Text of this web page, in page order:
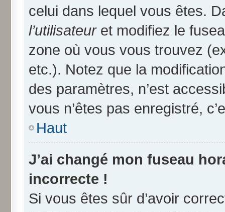
celui dans lequel vous êtes.
l’utilisateuret modifiez le
zone où vous vous trouvez
etc.). Notez que la
des paramètres, n’est
vous n’êtes pas enregistré,
Haut
J’ai changé mon fuseau
incorrecte !
Si vous êtes sûr d’avoir